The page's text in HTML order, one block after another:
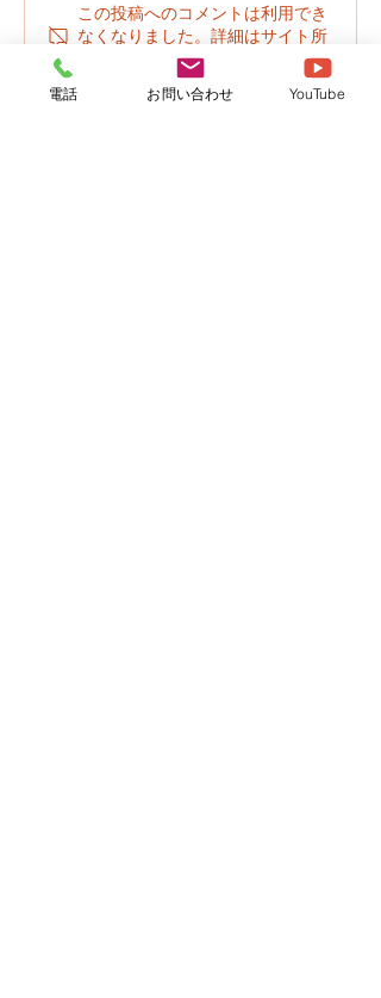
園だより７月号のお知ら
せ
この投稿へのコメントは利用でき
なくなりました。詳細はサイト所
有者にお問い合わせください。
電話 お問い合わせ YouTube